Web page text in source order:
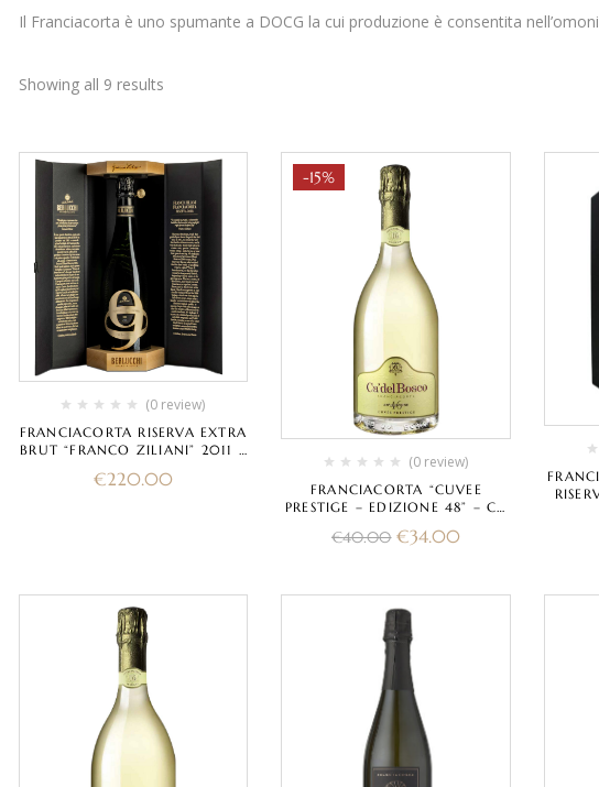
Il Franciacorta è uno spumante a DOCG la cui produzione è consentita
Showing all 9 results
(0 review)
FRANCIACORTA RISERVA EXTRA
BRUT “FRANCO ZILIANI” 2011 –
€220.00
-15%
(0 review)
FRANCIACORTA “CUVEE
PRESTIGE – EDIZIONE 48” – CA
€40.00 €34.00